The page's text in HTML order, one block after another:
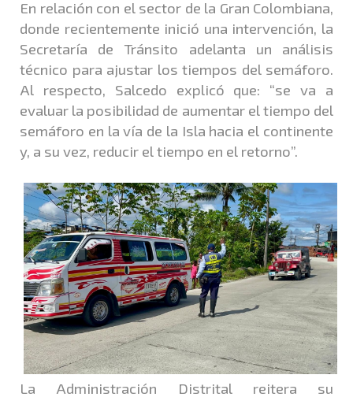
En relación con el sector de la Gran Colombiana,
donde recientemente inició una intervención, la
Secretaría de Tránsito adelanta un análisis
técnico para ajustar los tiempos del semáforo.
Al respecto, Salcedo explicó que: “se va a
evaluar la posibilidad de aumentar el tiempo del
semáforo en la vía de la Isla hacia el continente
y, a su vez, reducir el tiempo en el retorno”.
La Administración Distrital reitera su